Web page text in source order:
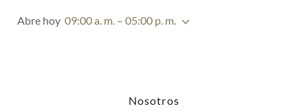
Abre hoy 09:00 a. m. – 05:00 p. m.
Nosotros